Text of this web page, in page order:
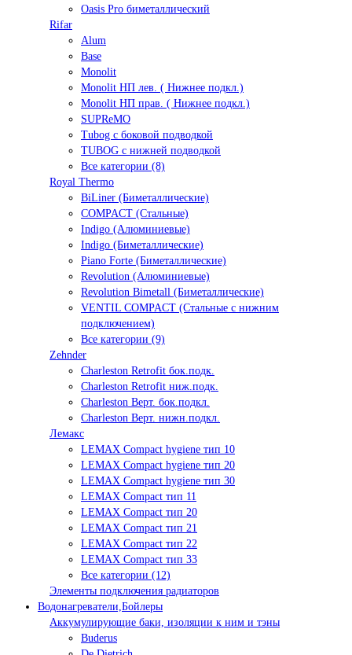
Oasis Pro биметаллический
Rifar
Alum
Base
Monolit
Monolit НП лев. ( Нижнее подкл.)
Monolit НП прав. ( Нижнее подкл.)
SUPReMO
Tubog с боковой подводкой
TUBOG с нижней подводкой
Все категории (8)
Royal Thermo
BiLiner (Биметаллические)
COMPACT (Стальные)
Indigo (Алюминиевые)
Indigo (Биметаллические)
Piano Forte (Биметаллические)
Revolution (Алюминиевые)
Revolution Bimetall (Биметаллические)
VENTIL COMPACT (Стальные с нижним
подключением)
Все категории (9)
Zehnder
Charleston Retrofit бок.подк.
Charleston Retrofit ниж.подк.
Charleston Верт. бок.подкл.
Charleston Верт. нижн.подкл.
Лемакс
LEMAX Compact hygiene тип 10
LEMAX Compact hygiene тип 20
LEMAX Compact hygiene тип 30
LEMAX Compact тип 11
LEMAX Compact тип 20
LEMAX Compact тип 21
LEMAX Compact тип 22
LEMAX Compact тип 33
Все категории (12)
Элементы подключения радиаторов
Водонагреватели,Бойлеры
Аккумулирующие баки, изоляции к ним и тэны
Buderus